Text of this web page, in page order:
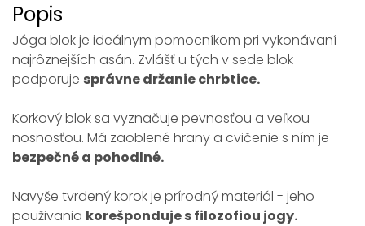
Popis
Jóga blok je ideálnym pomocníkom pri vykonávaní
najrôznejších asán. Zvlášť u tých v sede blok
podporuje správne držanie chrbtice.
Korkový blok sa vyznačuje pevnosťou a veľkou
nosnosťou. Má zaoblené hrany a cvičenie s ním je
bezpečné a pohodlné.
Navyše tvrdený korok je prírodný materiál - jeho
použivania korešponduje s filozofiou jogy.